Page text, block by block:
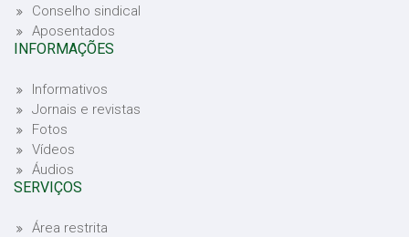
Conselho sindical
Aposentados
INFORMAÇÕES
Informativos
Jornais e revistas
Fotos
Vídeos
Áudios
SERVIÇOS
Área restrita